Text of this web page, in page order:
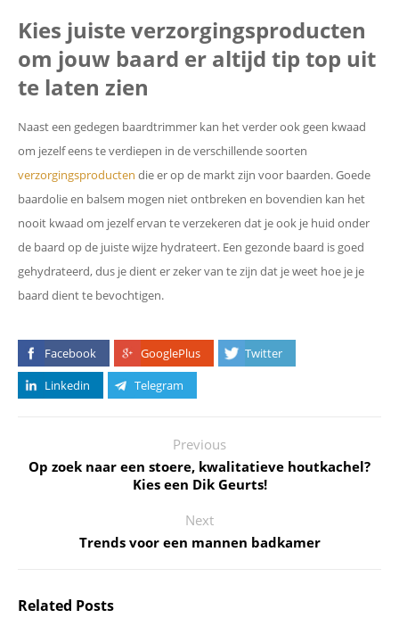
Kies juiste verzorgingsproducten
om jouw baard er altijd tip top uit
te laten zien
Naast een gedegen baardtrimmer kan het verder ook geen kwaad
om jezelf eens te verdiepen in de verschillende soorten
verzorgingsproducten die er op de markt zijn voor baarden. Goede
baardolie en balsem mogen niet ontbreken en bovendien kan het
nooit kwaad om jezelf ervan te verzekeren dat je ook je huid onder
de baard op de juiste wijze hydrateert. Een gezonde baard is goed
gehydrateerd, dus je dient er zeker van te zijn dat je weet hoe je je
baard dient te bevochtigen.
Facebook GooglePlus
Twitter
Linkedin
Telegram
Previous
Op zoek naar een stoere, kwalitatieve houtkachel?
Kies een Dik Geurts!
Next
Trends voor een mannen badkamer
Related Posts